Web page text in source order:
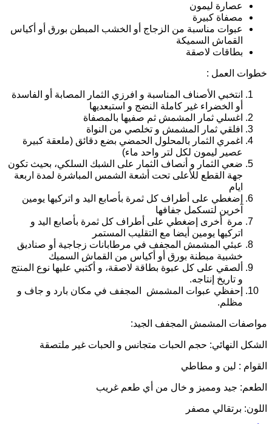
عصارة ليمون
مصفاة كبيرة
عبوات مناسبة من الزجاج أو الخشب المبطن بورق أو أكياس
القماش السميكة
بطاقات لاصقة
العمل :
انتخبي الأصناف المناسبة و افرزي الثمار المصابة أو الفاسدة
أو الخضراء غير كاملة النضج و استبعديها
اغسلي ثمار المشمش ثم صفيها بالمصفاة
افلقي ثمار المشمش و تخلصي من النواة
اغمري الثمار بالمحلول الحمضي بضع دقائق (ملعقة كبيرة
عصير ليمون لكل لتر واحد ماء)
ضعي الثمار و أنصاف الثمار على الشبك السلكي، بحيث تكون
جهة القطع للأعلى تحت أشعة الشمس المباشرة لمدة اربعة
ايام
إضغطي على أطراف كل ثمرة بأصابع اليد و اتركيها يومين
آخرين لتسكمل جفافها
مرة أخرى إضغطي على أطراف كل ثمرة بأصابع اليد و
اتركيها يومين أيضا مع التقليب المستمر
عبئي المشمش المجفف في مرطابانات زجاجية أو صناديق
خشبية مبطنة بورق أو أكياس من القماش السميك
ألصقي على كل عبوة بطاقة لاصقة، و أكتبي عليها نوع المنتج
و تاريخ إنتاجه.
إحفظي عبوات المشمش المجفف في مكان بارد و جاف و
مظلم.
المشمش المجفف الجيد:
النهائي: حجم الحبات متجانس و الحبات غير ملتصقة
: لين و مطاطي
جيد ومميز و خال من أي طعم غريب
برتقالي مصفر